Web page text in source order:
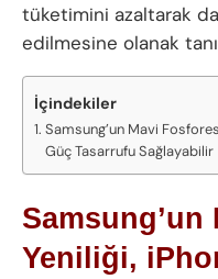
tüketimini azaltarak
edilmesine olanak
İçindekiler
Samsung’un Mavi
Güç Tasarrufu Sağlayabilir
Yeniliği,